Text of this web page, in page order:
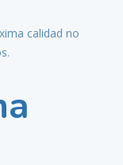
calidad no